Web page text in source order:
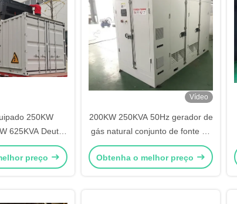
250KW
625KVA Deutz
gerador de
campos de
preço
Vídeo
200KW 250KVA 50Hz gerador de
gás natural conjunto de fonte de
energia CHP com calor
Obtenha o melhor preço